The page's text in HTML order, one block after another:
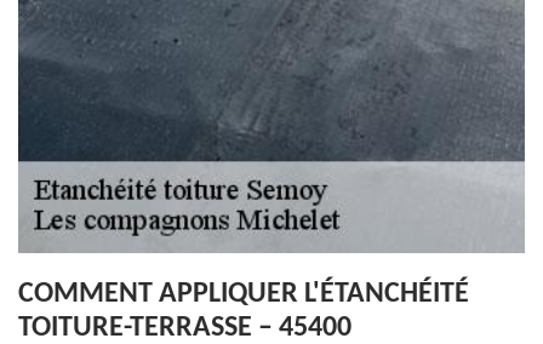
COMMENT APPLIQUER L'ÉTANCHÉITÉ
TOITURE-TERRASSE – 45400